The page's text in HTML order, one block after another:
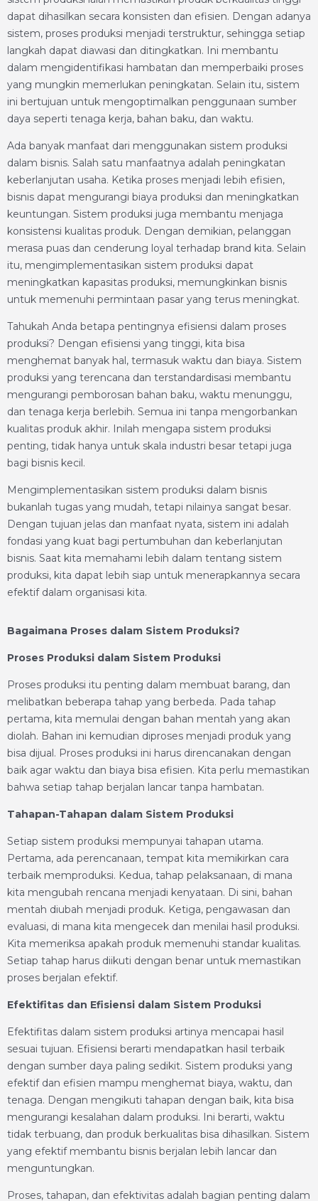
dapat dihasilkan secara konsisten dan efisien. Dengan adanya
sistem, proses produksi menjadi terstruktur, sehingga setiap
langkah dapat diawasi dan ditingkatkan. Ini membantu
dalam mengidentifikasi hambatan dan memperbaiki proses
yang mungkin memerlukan peningkatan. Selain itu, sistem
ini bertujuan untuk mengoptimalkan penggunaan sumber
daya seperti tenaga kerja, bahan baku, dan waktu.
Ada banyak manfaat dari menggunakan sistem produksi
dalam bisnis. Salah satu manfaatnya adalah peningkatan
keberlanjutan usaha. Ketika proses menjadi lebih efisien,
bisnis dapat mengurangi biaya produksi dan meningkatkan
keuntungan. Sistem produksi juga membantu menjaga
konsistensi kualitas produk. Dengan demikian, pelanggan
merasa puas dan cenderung loyal terhadap brand kita. Selain
itu, mengimplementasikan sistem produksi dapat
meningkatkan kapasitas produksi, memungkinkan bisnis
untuk memenuhi permintaan pasar yang terus meningkat.
Tahukah Anda betapa pentingnya efisiensi dalam proses
produksi? Dengan efisiensi yang tinggi, kita bisa
menghemat banyak hal, termasuk waktu dan biaya. Sistem
produksi yang terencana dan terstandardisasi membantu
mengurangi pemborosan bahan baku, waktu menunggu,
dan tenaga kerja berlebih. Semua ini tanpa mengorbankan
kualitas produk akhir. Inilah mengapa sistem produksi
penting, tidak hanya untuk skala industri besar tetapi juga
bagi bisnis kecil.
Mengimplementasikan sistem produksi dalam bisnis
bukanlah tugas yang mudah, tetapi nilainya sangat besar.
Dengan tujuan jelas dan manfaat nyata, sistem ini adalah
fondasi yang kuat bagi pertumbuhan dan keberlanjutan
bisnis. Saat kita memahami lebih dalam tentang sistem
produksi, kita dapat lebih siap untuk menerapkannya secara
efektif dalam organisasi kita.
Bagaimana Proses dalam Sistem Produksi?
Proses Produksi dalam Sistem Produksi
Proses produksi itu penting dalam membuat barang, dan
melibatkan beberapa tahap yang berbeda. Pada tahap
pertama, kita memulai dengan bahan mentah yang akan
diolah. Bahan ini kemudian diproses menjadi produk yang
bisa dijual. Proses produksi ini harus direncanakan dengan
baik agar waktu dan biaya bisa efisien. Kita perlu memastikan
bahwa setiap tahap berjalan lancar tanpa hambatan.
Tahapan-Tahapan dalam Sistem Produksi
Setiap sistem produksi mempunyai tahapan utama.
Pertama, ada perencanaan, tempat kita memikirkan cara
terbaik memproduksi. Kedua, tahap pelaksanaan, di mana
kita mengubah rencana menjadi kenyataan. Di sini, bahan
mentah diubah menjadi produk. Ketiga, pengawasan dan
evaluasi, di mana kita mengecek dan menilai hasil produksi.
Kita memeriksa apakah produk memenuhi standar kualitas.
Setiap tahap harus diikuti dengan benar untuk memastikan
proses berjalan efektif.
Efektifitas dan Efisiensi dalam Sistem Produksi
Efektifitas dalam sistem produksi artinya mencapai hasil
sesuai tujuan. Efisiensi berarti mendapatkan hasil terbaik
dengan sumber daya paling sedikit. Sistem produksi yang
efektif dan efisien mampu menghemat biaya, waktu, dan
tenaga. Dengan mengikuti tahapan dengan baik, kita bisa
mengurangi kesalahan dalam produksi. Ini berarti, waktu
tidak terbuang, dan produk berkualitas bisa dihasilkan. Sistem
yang efektif membantu bisnis berjalan lebih lancar dan
menguntungkan.
Proses, tahapan, dan efektivitas adalah bagian penting dalam